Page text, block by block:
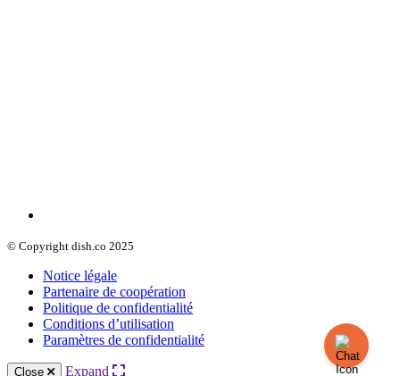
© Copyright dish.co 2025
Notice légale
Partenaire de coopération
Politique de confidentialité
Conditions d’utilisation
Paramètres de confidentialité
Close Expand